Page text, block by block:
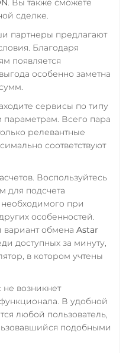
. Вы также сможете
сделке.
партнеры предлагают
Благодаря
появляется
особенно заметна
сервисы по типу
Всего пара
релевантные
соответствуют
Воспользуйтесь
для подсчета
при
особенностей.
обмена Astar
доступных за минуту,
в котором учтены
возникнет
В удобной
любой пользователь,
подобными